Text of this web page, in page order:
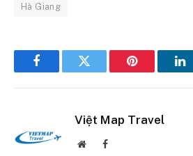
Hà Giang
FacebookTwitter Pinterest
Việt Map Travel
WebsiteFacebook